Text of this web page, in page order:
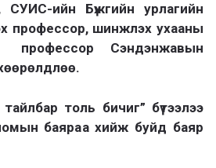
СУИС-ийн Бүжгийн урлагийн
профессор, шинжлэх ухааны
профессор Сэндэнжавын
толь бичиг” бүтээлээ
баяраа хийж буйд баяр